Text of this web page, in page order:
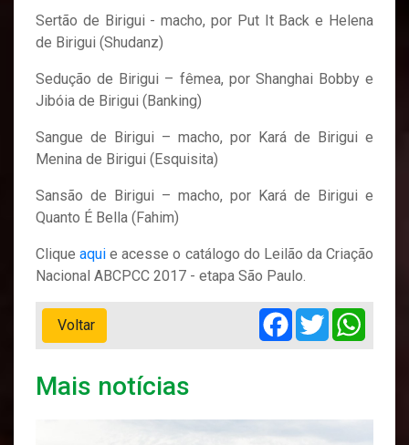
Sertão de Birigui - macho, por Put It Back e Helena
de Birigui (Shudanz)
Sedução de Birigui – fêmea, por Shanghai Bobby e
Jibóia de Birigui (Banking)
Sangue de Birigui – macho, por Kará de Birigui e
Menina de Birigui (Esquisita)
Sansão de Birigui – macho, por Kará de Birigui e
Quanto É Bella (Fahim)
Cliqueaqui e acesse o catálogo do Leilão da Criação
Nacional ABCPCC 2017 - etapa São Paulo.
Voltar
Facebook
Twitter
Mais notícias